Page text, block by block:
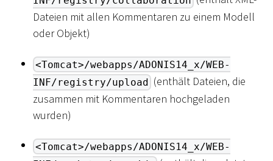
Dateien mit allen Kommentaren zu einem Modell
oder Objekt)
<Tomcat>/webapps/ADONIS14_x/WEB-
INF/registry/upload (enthält Dateien, die
zusammen mit Kommentaren hochgeladen
wurden)
<Tomcat>/webapps/ADONIS14_x/WEB-